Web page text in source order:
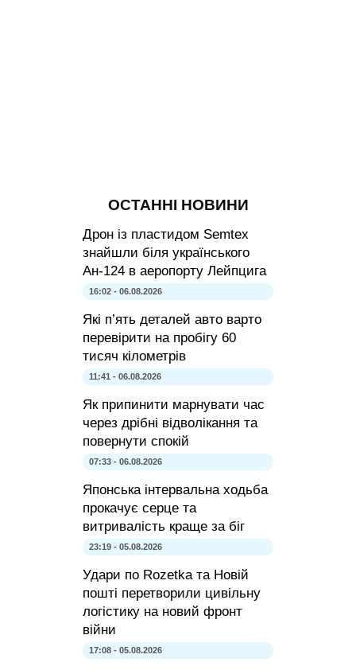
ОСТАННІ НОВИНИ
Дрон із пластидом Semtex
знайшли біля українського
Ан-124 в аеропорту Лейпцига
16:02 - 06.08.2026
Які п’ять деталей авто варто
перевірити на пробігу 60
тисяч кілометрів
11:41 - 06.08.2026
Як припинити марнувати час
через дрібні відволікання та
повернути спокій
07:33 - 06.08.2026
Японська інтервальна ходьба
прокачує серце та
витривалість краще за біг
23:19 - 05.08.2026
Удари по Rozetka та Новій
пошті перетворили цивільну
логістику на новий фронт
війни
17:08 - 05.08.2026